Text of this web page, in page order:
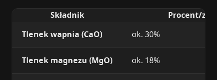
Składnik
Procent/
Tlenek wapnia (CaO)
ok. 30%
Tlenek magnezu (MgO) ok. 18%